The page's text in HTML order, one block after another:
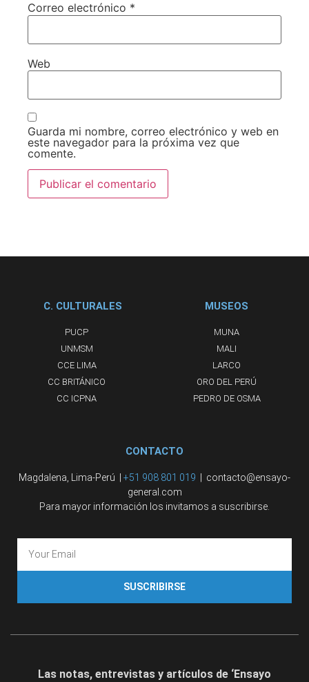
Correo electrónico *
Web
Guarda mi nombre, correo electrónico y web en
este navegador para la próxima vez que
comente.
C. CULTURALES
PUCP
UNMSM
CCE LIMA
CC BRITÁNICO
CC ICPNA
MUSEOS
MUNA
MALI
LARCO
ORO DEL PERÚ
PEDRO DE OSMA
CONTACTO
Magdalena, Lima-Perú | +51 908 801 019
| contacto@ensayo-
general.com
Para mayor información los invitamos a suscribirse.
SUSCRIBIRSE
Las notas, entrevistas y artículos de ‘Ensayo